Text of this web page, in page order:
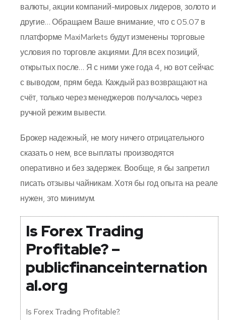
валюты, акции компаний-мировых лидеров, золото и
другие… Обращаем Ваше внимание, что с 05.07 в
платформе MaxiMarkets будут изменены торговые
условия по торговле акциями. Для всех позиций,
открытых после… Я с ними уже года 4, но вот сейчас
с выводом, прям беда. Каждый раз возвращают на
счёт, только через менеджеров получалось через
ручной режим вывести.
Брокер надежный, не могу ничего отрицательного
сказать о нем, все выплаты производятся
оперативно и без задержек. Вообще, я бы запретил
писать отзывы чайникам. Хотя бы год опыта на реале
нужен, это минимум.
Is Forex Trading
Profitable? –
publicfinanceinternation
al.org
Is Forex Trading Profitable?.